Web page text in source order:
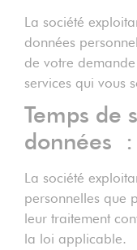
La société
données
de votre
services qui vous
Temps de
données :
La société
personnelles que
leur traitement
la loi applicable.